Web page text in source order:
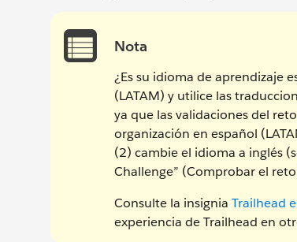
Nota
¿Es su idioma de aprendizaje
(LATAM) y utilice las
ya que las validaciones del
organización en español
(2) cambie el idioma a inglés
Challenge” (Comprobar el
Consulte la insignia Trailhead
experiencia de Trailhead en